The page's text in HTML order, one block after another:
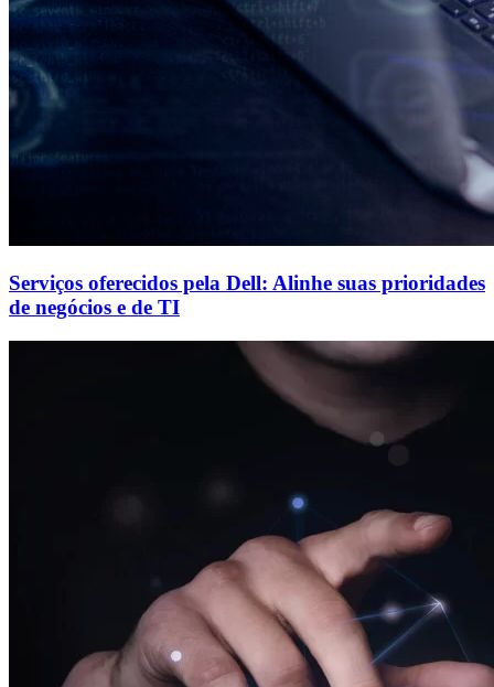
Serviços oferecidos pela Dell: Alinhe suas prioridades
de negócios e de TI